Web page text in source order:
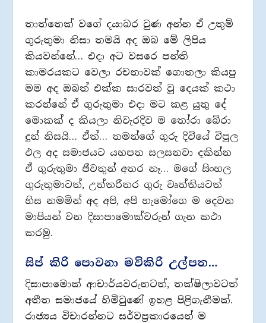
තාත්තෙක් වගේ දයාබර වුණ අන්න ඒ උතුම්
ගුරුතුමා නිසා තමයි අද ඔබ මේ ලිපිය
කියවන්නේ… එදා අට වසරෙ පන්ති
කාමරයකට වෙලා රචනාවක් ගොතලා කියපු
මම අද ඔබත් එක්ක සාරවත් වූ දෙයක් කථා
කරන්නේ ඒ ගුරුතුමා එදා මට කළ යුතු දේ
මොකක් ද කියලා නිවැරදිව ම තෝරා බේරා
දුන් නිසයි… ඒත්… තමන්ගේ ගුරු දිවියේ විපුල
ඵල අද සමාජයට යහපත සලසනවා දකින්න
ඒ ගුරුතුමා ජීවතුන් අතර නෑ… මගේ සිංහල
ගුරුතුමාටත්, උත්තරීතර ගුරු වෘත්තියටත්
හිස නමමින් අද අපි, අපි හැමෝගෙ ම දෙවන
මාපියන් වන දිසාපාමොක්වරුන් ගැන කථා
කරමු.
සිප් කිරි පොවනා මව්කිරි උල්පත…
දිසාපාමොක් ආචාර්යවරුනටත්, තක්ෂිලාවටත්
අතීත සමාජයේ හිමිවුණේ ඉහළ පිළිගැනීමක්.
රාජ්‍යය විචාරන්නට සර්වප‍්‍රකාරයෙන් ම